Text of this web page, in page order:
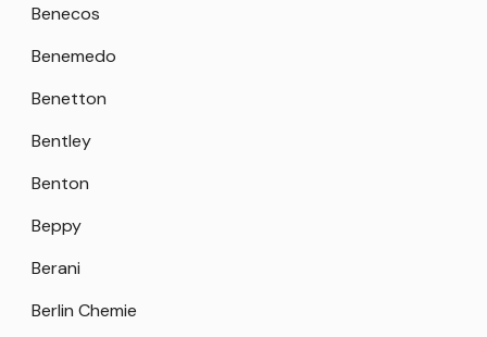
Benecos
Benemedo
Benetton
Bentley
Benton
Beppy
Berani
Berlin Chemie